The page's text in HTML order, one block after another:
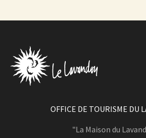
OFFICE DE TOURISME DU
"La Maison du